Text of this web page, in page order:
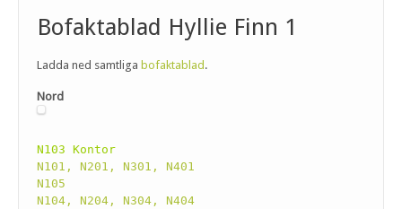
Bofaktablad Hyllie Finn 1
Ladda ned samtliga bofaktablad .
Nord
N103 Kontor
N101, N201, N301, N401
N105
N104, N204, N304, N404